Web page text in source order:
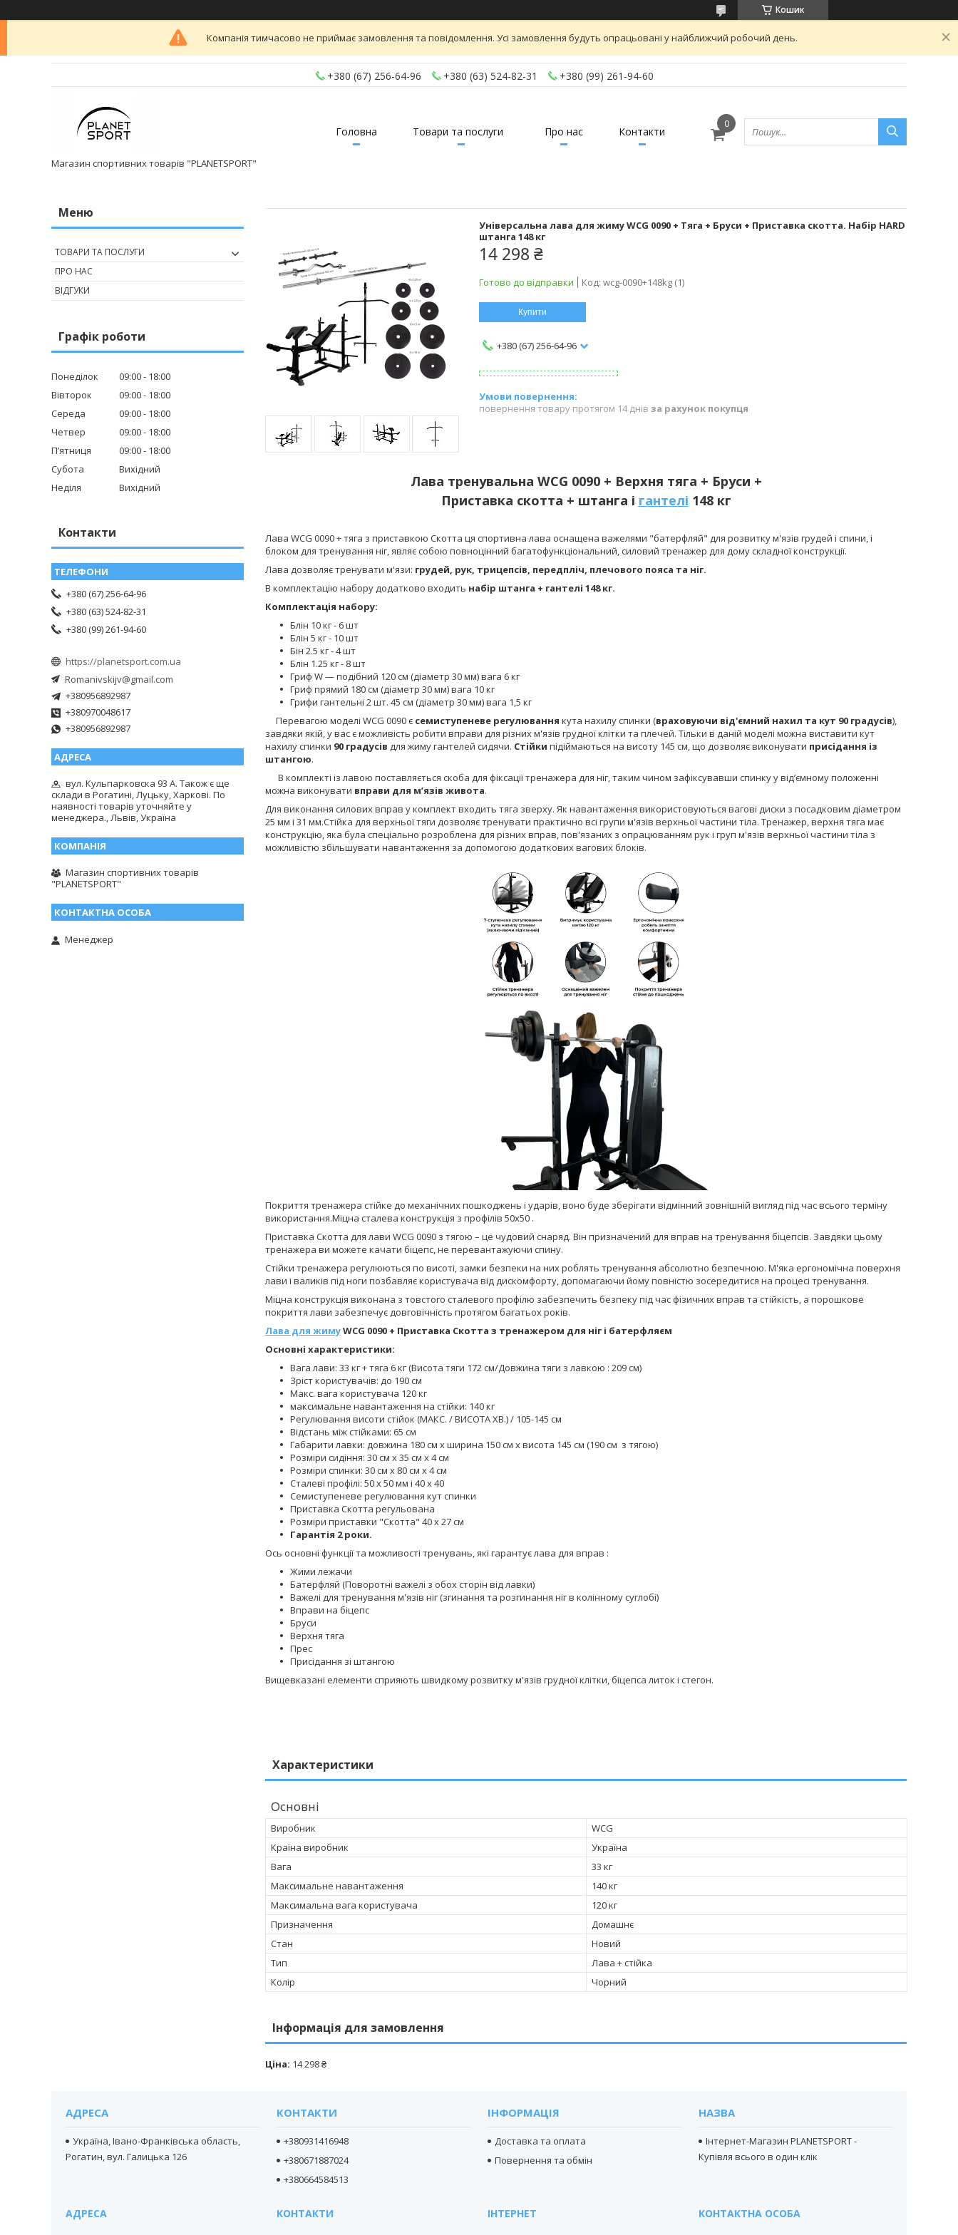
Кошик
Компанія тимчасово не приймає замовлення та повідомлення. Усі замовлення будуть опрацьовані у найближчий робочий день.
+380 (67) 256-64-96 +380 (63) 524-82-31 +380 (99) 261-94-60
Магазин спортивних товарів "PLANETSPORT"
Головна Товари та послуги Про нас Контакти
Універсальна лава для жиму WCG 0090 + Тяга + Бруси + Приставка скотта. Набір HARD
штанга 148 кг
14 298 ₴
Готово до відправки Код: wcg-0090+148kg (1)
Купити
+380 (67) 256-64-96
повернення товару протягом 14 днів за рахунок покупця
Лава тренувальна WCG 0090 + Верхня тяга + Бруси +
Приставка скотта + штанга і гантелі 148 кг
Лава WCG 0090 + тяга з приставкою Скотта ця спортивна лава оснащена важелями "батерфляй" для розвитку м'язів грудей і спини, і
блоком для тренування ніг, являє собою повноцінний багатофункціональний, силовий тренажер для дому складної конструкції.
Лава дозволяє тренувати м'язи: грудей, рук, трицепсів, передпліч, плечового пояса та ніг.
В комплектацію набору додатково входить набір штанга + гантелі 148 кг.
Комплектація набору:
Блін 10 кг - 6 шт
Блін 5 кг - 10 шт
Бін 2.5 кг - 4 шт
Блін 1.25 кг - 8 шт
Гриф W — подібний 120 см (діаметр 30 мм) вага 6 кг
Гриф прямий 180 см (діаметр 30 мм) вага 10 кг
Грифи гантельні 2 шт. 45 см (діаметр 30 мм) вага 1,5 кг
Перевагою моделі WCG 0090 є семиступеневе регулювання кута нахилу спинки (враховуючи від'ємний нахил та кут 90 градусів),
завдяки якій, у вас є можливість робити вправи для різних м'язів грудної клітки та плечей. Тільки в даній моделі можна виставити кут
нахилу спинки 90 градусів для жиму гантелей сидячи. Стійки підіймаються на висоту 145 см, що дозволяє виконувати присідання із
штангою.
В комплекті із лавою поставляється скоба для фіксації тренажера для ніг, таким чином зафіксувавши спинку у відʼємному положенні
можна виконувати вправи для мʼязів живота.
Для виконання силових вправ у комплект входить тяга зверху. Як навантаження використовуються вагові диски з посадковим діаметром
25 мм і 31 мм.Стійка для верхньої тяги дозволяє тренувати практично всі групи м'язів верхньої частини тіла. Тренажер, верхня тяга має
конструкцію, яка була спеціально розроблена для різних вправ, пов'язаних з опрацюванням рук і груп м'язів верхньої частини тіла з
можливістю збільшувати навантаження за допомогою додаткових вагових блоків.
Покриття тренажера стійке до механічних пошкоджень і ударів, воно буде зберігати відмінний зовнішній вигляд під час всього терміну
використання.Міцна сталева конструкція з профілів 50х50 .
Приставка Скотта для лави WCG 0090 з тягою – це чудовий снаряд. Він призначений для вправ на тренування біцепсів. Завдяки цьому
тренажера ви можете качати біцепс, не перевантажуючи спину.
Стійки тренажера регулюються по висоті, замки безпеки на них роблять тренування абсолютно безпечною. М'яка ергономічна поверхня
лави і валиків під ноги позбавляє користувача від дискомфорту, допомагаючи йому повністю зосередитися на процесі тренування.
Міцна конструкція виконана з товстого сталевого профілю забезпечить безпеку під час фізичних вправ та стійкість, а порошкове
покриття лави забезпечує довговічність протягом багатьох років.
Лава для жимуWCG 0090 + Приставка Скотта з тренажером для ніг і батерфляєм
Основні характеристики:
Вага лави: 33 кг + тяга 6 кг (Висота тяги 172 см/Довжина тяги з лавкою : 209 см)
Зріст користувачів: до 190 см
Макс. вага користувача 120 кг
максимальне навантаження на стійки: 140 кг
Регулювання висоти стійок (МАКС. / ВИСОТА ХВ.) / 105-145 см
Відстань між стійками: 65 см
Габарити лавки: довжина 180 см х ширина 150 см х висота 145 см (190 см з тягою)
Розміри сидіння: 30 см х 35 см х 4 см
Розміри спинки: 30 см х 80 см х 4 см
Сталеві профілі: 50 x 50 мм і 40 х 40
Семиступеневе регулювання кут спинки
Приставка Скотта регульована
Розміри приставки "Скотта" 40 х 27 см
Гарантія 2 роки.
Ось основні функції та можливості тренувань, які гарантує лава для вправ :
Жими лежачи
Батерфляй (Поворотні важелі з обох сторін від лавки)
Важелі для тренування м'язів ніг (згинання та розгинання ніг в колінному суглобі)
Вправи на біцепс
Бруси
Верхня тяга
Прес
Присідання зі штангою
Вищевказані елементи сприяють швидкому розвитку м'язів грудної клітки, біцепса литок і стегон.
Характеристики
Основні
Виробник
WCG
Країна виробник
Україна
Вага
33 кг
Максимальне навантаження
140 кг
Максимальна вага користувача
120 кг
Призначення
Домашнє
Стан
Новий
Тип
Лава + стійка
Колір
Чорний
Інформація для замовлення
Ціна: 14 298 ₴
ТОВАРИ ТА ПОСЛУГИ
ПРО НАС
ВІДГУКИ
Графік роботи
Понеділок 09:00
18:00
Вівторок
09:00
18:00
Середа
09:00
18:00
Четвер
09:00
18:00
Пʼятниця
09:00
18:00
Субота
Вихідний
Неділя
Вихідний
Контакти
+380 (67) 256-64-96
+380 (63) 524-82-31
+380 (99) 261-94-60
https://planetsport.com.ua
Romanivskijv@gmail.com
+380956892987
+380970048617
+380956892987
вул. Кульпарковска 93 А. Також є ще
склади в Рогатині, Луцьку, Харкові. По
наявності товарів уточняйте у
менеджера., Львів, Україна
Магазин спортивних товарів
"PLANETSPORT"
Менеджер
АДРЕСА
Україна, Івано-Франківська область,
Рогатин, вул. Галицька 126
КОНТАКТИ
+380931416948
+380671887024
+380664584513
ІНФОРМАЦІЯ
Доставка та оплата
Повернення та обмін
НАЗВА
Інтернет-Магазин PLANETSPORT -
Купівля всього в один клік